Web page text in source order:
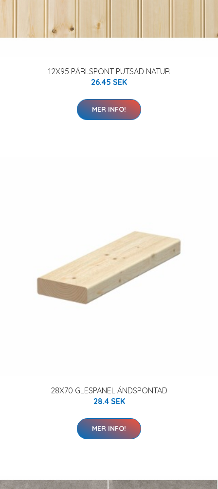
12X95 PÄRLSPONT PUTSAD NATUR
26.45 SEK
MER INFO!
28X70 GLESPANEL ÄNDSPONTAD
28.4 SEK
MER INFO!